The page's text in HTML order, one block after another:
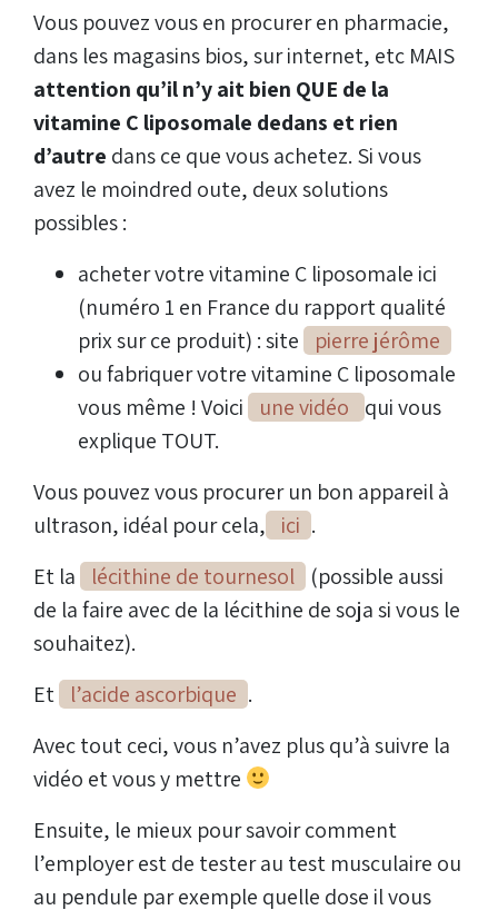
Vous pouvez vous en procurer en pharmacie,
dans les magasins bios, sur internet, etc MAIS
attention qu’il n’y ait bien QUE de la
vitamine C liposomale dedans et rien
d’autre dans ce que vous achetez. Si vous
avez le moindred oute, deux solutions
possibles :
acheter votre vitamine C liposomale ici
(numéro 1 en France du rapport qualité
prix sur ce produit) : site
pierre jérôme
ou fabriquer votre vitamine C liposomale
vous même ! Voici
une vidéo
qui vous
explique TOUT.
Vous pouvez vous procurer un bon appareil à
ultrason, idéal pour cela,
ici .
Et la
lécithine de tournesol
(possible aussi
de la faire avec de la lécithine de soja si vous le
souhaitez).
Et
l’acide ascorbique .
Avec tout ceci, vous n’avez plus qu’à suivre la
vidéo et vous y mettre
Ensuite, le mieux pour savoir comment
l’employer est de tester au test musculaire ou
au pendule par exemple quelle dose il vous